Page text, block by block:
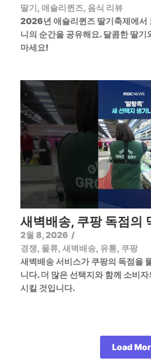
딸기, 애슐리퀸즈, 음식 리뷰
2026년 애슐리퀸즈 딸기축제에서
니의 순간을 공유해요. 달콤한 딸기
마세요!
새벽배송, 쿠팡 독점의
2월 8, 2026 /
경쟁, 물류, 새벽배송, 유통, 쿠팡
새벽배송 서비스가 쿠팡의 독점을
니다. 더 많은 선택지와 함께 소비
시킬 것입니다.
Load